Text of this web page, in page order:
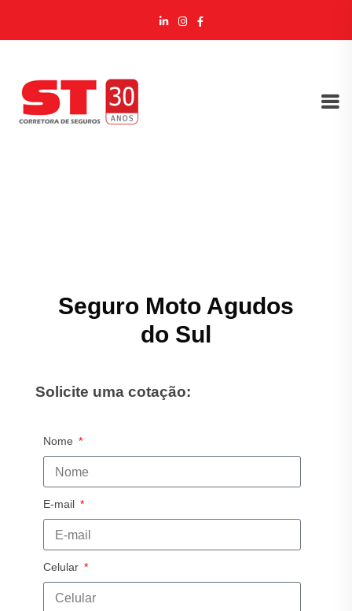
Seguro Moto Agudos
do Sul
Solicite uma cotação:
Nome
E-mail
Celular